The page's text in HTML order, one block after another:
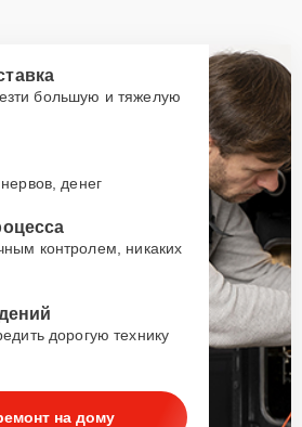
большую и тяжелую
денег
контролем, никаких
дорогую технику
на дому